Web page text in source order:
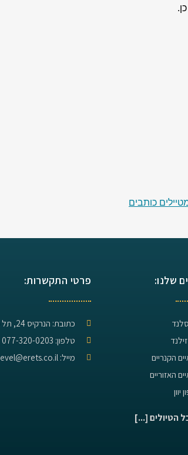
כותבים
שלנו:
זילנד
הקנריים
האזוריים
יוון
הטיולים [...]
פרטי התקשרות:
כתובת: הנרקיס 24, תל מונד
טלפון: 077-320-0203
מייל: hevel@erets.co.il